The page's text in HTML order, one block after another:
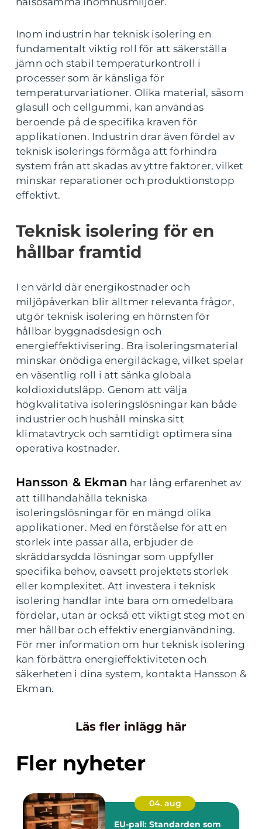
Inom industrin har teknisk isolering en
fundamentalt viktig roll för att säkerställa
jämn och stabil temperaturkontroll i
processer som är känsliga för
temperaturvariationer. Olika material, såsom
glasull och cellgummi, kan användas
beroende på de specifika kraven för
applikationen. Industrin drar även fördel av
teknisk isolerings förmåga att förhindra
system från att skadas av yttre faktorer, vilket
minskar reparationer och produktionstopp
effektivt.
Teknisk isolering för en
hållbar framtid
I en värld där energikostnader och
miljöpåverkan blir alltmer relevanta frågor,
utgör teknisk isolering en hörnsten för
hållbar byggnadsdesign och
energieffektivisering. Bra isoleringsmaterial
minskar onödiga energiläckage, vilket spelar
en väsentlig roll i att sänka globala
koldioxidutsläpp. Genom att välja
högkvalitativa isoleringslösningar kan både
industrier och hushåll minska sitt
klimatavtryck och samtidigt optimera sina
operativa kostnader.
Hansson & Ekman har lång erfarenhet av
att tillhandahålla tekniska
isoleringslösningar för en mängd olika
applikationer. Med en förståelse för att en
storlek inte passar alla, erbjuder de
skräddarsydda lösningar som uppfyller
specifika behov, oavsett projektets storlek
eller komplexitet. Att investera i teknisk
isolering handlar inte bara om omedelbara
fördelar, utan är också ett viktigt steg mot en
mer hållbar och effektiv energianvändning.
För mer information om hur teknisk isolering
kan förbättra energieffektiviteten och
säkerheten i dina system, kontakta Hansson &
Ekman.
Läs fler inlägg här
Fler nyheter
04. aug
EU-pall: Standarden som